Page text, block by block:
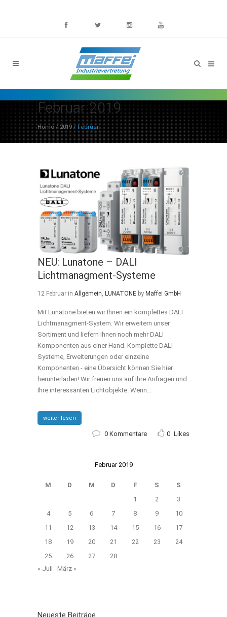
Februar 2019
Home/ 2019 / Februar
NEU: Lunatone – DALI
Lichtmanagment-Systeme
12 Februar in Allgemein LUNATONE by Maffei GmbH
Mit Lunatone bieten wir Ihnen ein komplettes DALI
Lichtmanagment-System. Wir erweitern unser
Sortiment und liefern Ihnen noch mehr DALI
Komponenten aus einer Hand. Komplette DALI
Systeme, Erweiterungen oder einzelne
Komponenten - eine Übersicht können Sie hier
herunterladen! Wir freuen uns auf Ihre Anfragen und
Ihre interessanten Lichtobjekte. Wenn...
weiter lesen
0 Kommentare 0 Likes
Februar 2019
M D M D F S
S
1
2
3
4
5 6 7 8 9
10
11
12 13 14 15 16
17
18
19 20 21 22 23
24
25
26 27
28
« Juli
März »
Neueste Beiträge